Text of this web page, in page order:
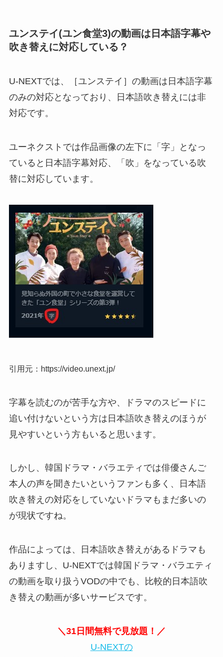
ユンステイ(ユン食堂3)の動画は日本語字幕や
吹き替えに対応している？
U-NEXTでは、［ユンステイ］の動画は日本語字幕
のみの対応となっており、日本語吹き替えには非
対応です。
ユーネクストでは作品画像の左下に「字」となっ
ていると日本語字幕対応、「吹」をなっている吹
替に対応しています。
引用元：https://video.unext.jp/
字幕を読むのが苦手な方や、ドラマのスピードに
追い付けないという方は日本語吹き替えのほうが
見やすいという方もいると思います。
しかし、韓国ドラマ・バラエティでは俳優さんご
本人の声を聞きたいというファンも多く、日本語
吹き替えの対応をしていないドラマもまだ多いの
が現状ですね。
作品によっては、日本語吹き替えがあるドラマも
ありますし、U-NEXTでは韓国ドラマ・バラエティ
の動画を取り扱うVODの中でも、比較的日本語吹
き替えの動画が多いサービスです。
＼31日間無料で見放題！／
U-NEXTの